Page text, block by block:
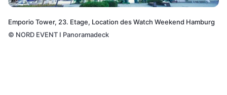
Emporio Tower, 23. Etage, Location des Watch Weekend Hamburg
© NORD EVENT I Panoramadeck